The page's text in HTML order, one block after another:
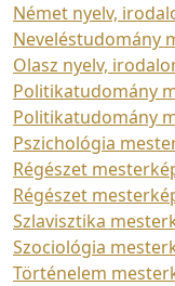
Német nyelv,
Neveléstudomány
Olasz nyelv,
Politikatudomány
Politikatudomány
Pszichológia
Régészet
Régészet
Szlavisztika
Szociológia
Történelem